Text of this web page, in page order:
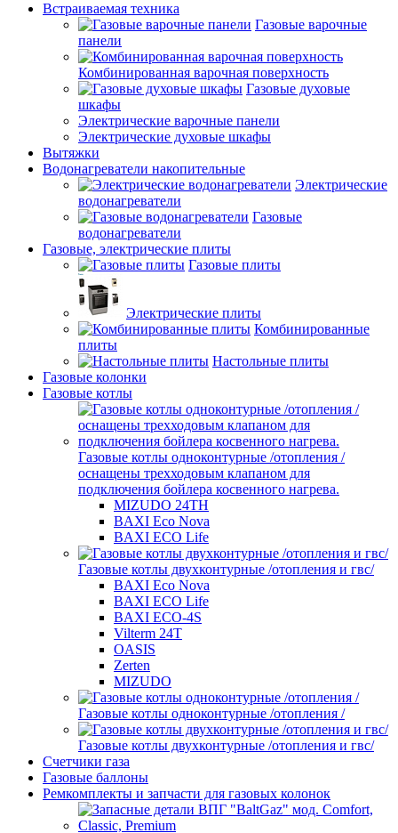
Встраиваемая техника
Газовые варочные
панели
Комбинированная варочная поверхность
Газовые духовые
шкафы
Электрические варочные панели
Электрические духовые шкафы
Вытяжки
Водонагреватели накопительные
Электрические
водонагреватели
Газовые
водонагреватели
Газовые, электрические плиты
Газовые плиты
Электрические плиты
Комбинированные
плиты
Настольные плиты
Газовые колонки
Газовые котлы
Газовые котлы одноконтурные /отопления /
оснащены трехходовым клапаном для
подключения бойлера косвенного нагрева.
MIZUDO 24TН
BAXI Eco Nova
BAXI ECO Life
Газовые котлы двухконтурные /отопления и гвс/
BAXI Eco Nova
BAXI ECO Life
BAXI ECO-4S
Vilterm 24T
OASIS
Zerten
MIZUDO
Газовые котлы одноконтурные /отопления /
Газовые котлы двухконтурные /отопления и гвс/
Счетчики газа
Газовые баллоны
Ремкомплекты и запчасти для газовых колонок